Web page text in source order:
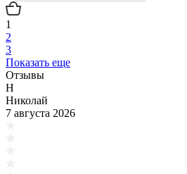
1
2
3
Показать еще
Отзывы
Н
Николай
7 августа 2026